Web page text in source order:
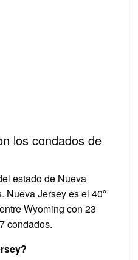
los condados de
estado de Nueva
Nueva Jersey es el 40º
Wyoming con 23
condados.